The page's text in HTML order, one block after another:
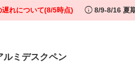
れについて(8/5時点) info 8/9-8/16 夏
ルミデスクペン